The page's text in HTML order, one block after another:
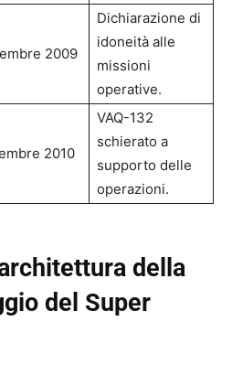
2009
Dichiarazione di
idoneità alle
missioni
operative.
2010
VAQ-132
schierato a
supporto delle
operazioni.
della
del Super